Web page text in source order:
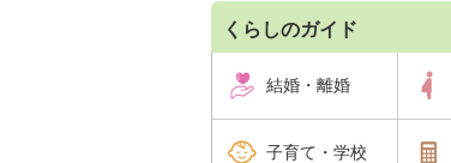
くらしのガイド
結婚・離婚
子育て・学校